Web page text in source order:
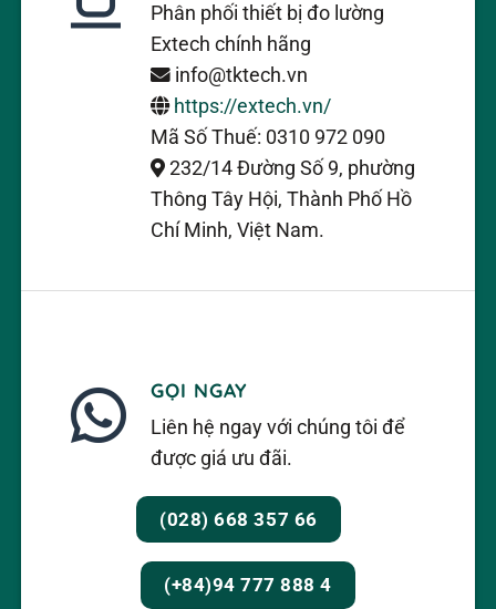
Phân phối thiết bị đo lường
Extech chính hãng
info@tktech.vn
https://extech.vn/
Mã Số Thuế: 0310 972 090
232/14 Đường Số 9, phường
Thông Tây Hội, Thành Phố Hồ
Chí Minh, Việt Nam.
GỌI NGAY
Liên hệ ngay với chúng tôi để
được giá ưu đãi.
(028) 668 357 66
(+84)94 777 888 4